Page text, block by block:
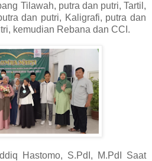
Tilawah, putra dan putri, Tartil,
dan putri, Kaligrafi, putra dan
kemudian Rebana dan CCI.
Hastomo, S.PdI, M.PdI Saat